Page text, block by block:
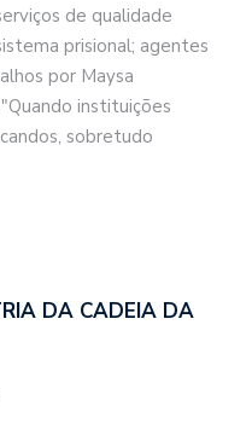
de qualidade
prisional; agentes
por Maysa
instituições
sobretudo
DA CADEIA DA